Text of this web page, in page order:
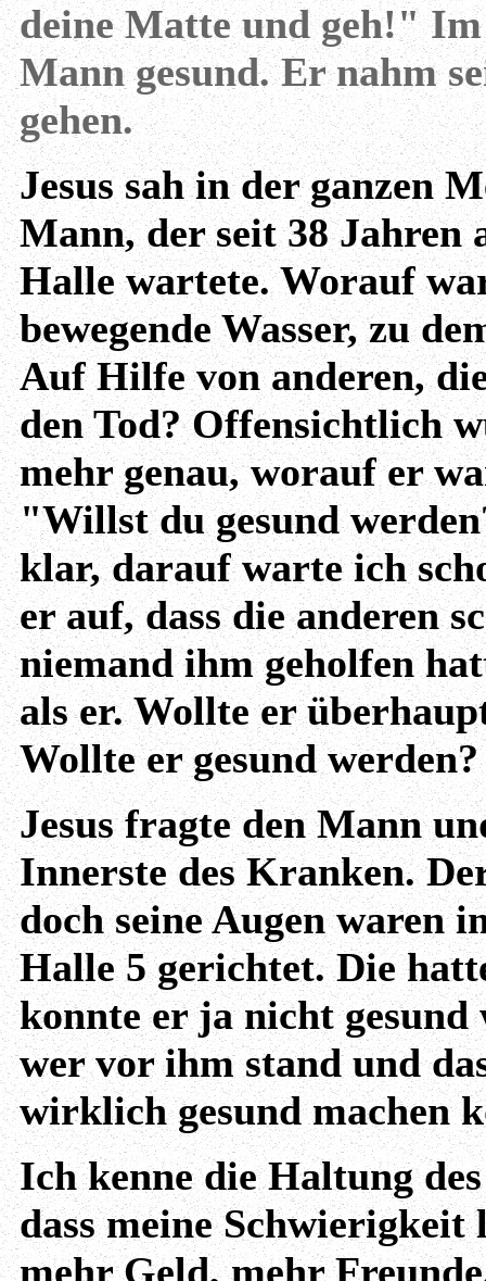
deine Matte und geh!"
Mann gesund. Er nahm
gehen.
Jesus sah in der ganzen
Mann, der seit 38
Halle wartete. Worauf
bewegende Wasser, zu
Auf Hilfe von anderen,
den Tod? Offensichtlich
mehr genau, worauf er
"Willst du gesund
klar, darauf warte ich
er auf, dass die anderen
niemand ihm geholfen
als er. Wollte er
Wollte er gesund werden?
Jesus fragte den Mann
Innerste des Kranken.
doch seine Augen waren
Halle 5 gerichtet. Die
konnte er ja nicht
wer vor ihm stand und
wirklich gesund machen
Ich kenne die Haltung
dass meine
mehr Geld, mehr